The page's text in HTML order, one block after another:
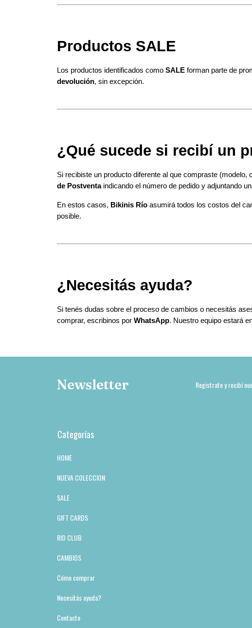
Productos SALE
Los productos identificados como SALE forman parte de
devolución, sin excepción.
¿Qué sucede si recibí un
Si recibiste un producto diferente al que compraste (modelo,
de Postventa indicando el número de pedido y adjuntando
En estos casos, Bikinis Río asumirá todos los costos del
posible.
¿Necesitás ayuda?
Si tenés dudas sobre el proceso de cambios o necesitás
comprar, escribinos por WhatsApp. Nuestro equipo estará
Newsletter Registrate y recibí
Categorías
HOME
NUEVA COLECCION
SALE
GIFT CARDS
RIO CLUB
CAMBIOS
Cómo comprar
Necesitás ayuda?
Contacto